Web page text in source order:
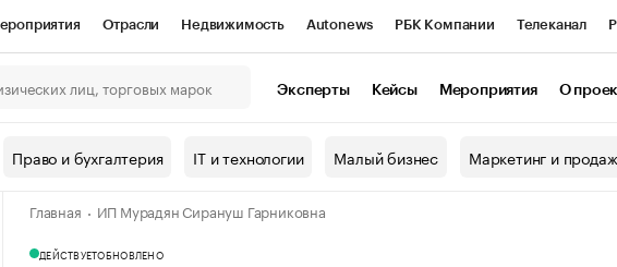
Отрасли Недвижимость Autonews РБК Компании Телеканал
Спецпроекты Проверка контрагентов
наличной валюты
Эксперты Кейсы Мероприятия О
Право и бухгалтерия IT и технологии Малый бизнес Маркетинг и
Главная ИП Мурадян Сирануш Гарниковна
ДЕЙСТВУЕТОБНОВЛЕНО